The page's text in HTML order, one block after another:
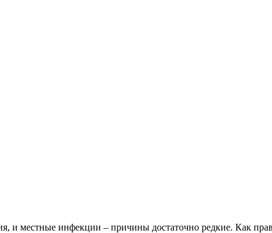
и местные инфекции – причины достаточно редкие. Как